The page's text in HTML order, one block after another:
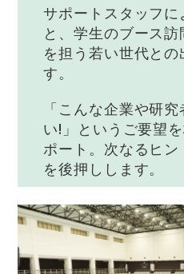
サポートスタッフに
と、学生のブース
を担う若い世代と
す。
「こんな企業や研
い!」というご要望
ポート。次なるヒ
を後押しします。